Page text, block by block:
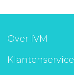
Over IVM
Klantenservice